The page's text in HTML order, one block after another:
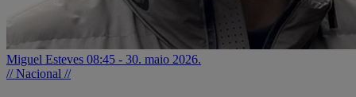
Miguel Esteves 08:45 - 30. maio 2026.
// Nacional //